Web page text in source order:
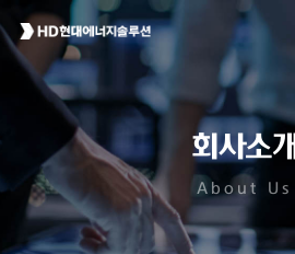
회사소개
About Us